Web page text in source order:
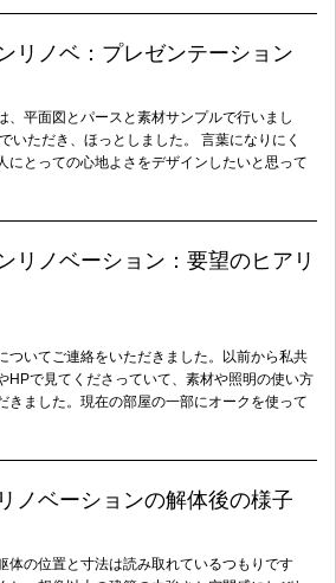
リノベ：プレゼンテーション
、平面図とパースと素材サンプルで行いまし
いただき、ほっとしました。 言葉になりにく
にとっての心地よさをデザインしたいと思って
リノベーション：要望のヒアリ
ついてご連絡をいただきました。以前から私共
HPで見てくださっていて、素材や照明の使い方
きました。現在の部屋の一部にオークを使って
ノベーションの解体後の様子
体の位置と寸法は読み取れているつもりです